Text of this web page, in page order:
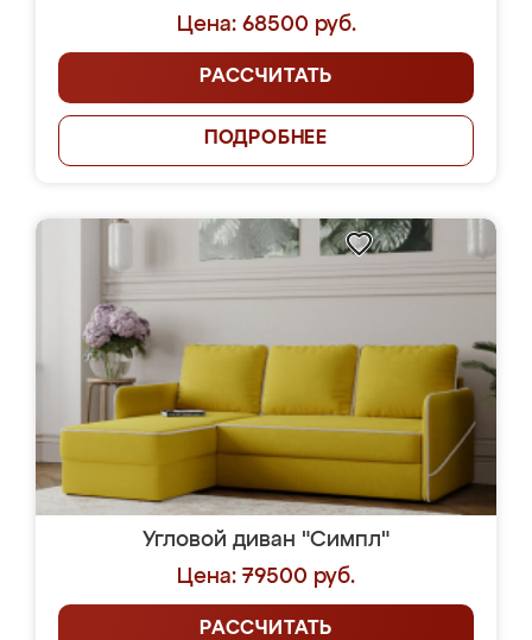
Цена: 68500 руб.
РАССЧИТАТЬ
ПОДРОБНЕЕ
Угловой диван "Симпл"
Цена: 79500 руб.
РАССЧИТАТЬ